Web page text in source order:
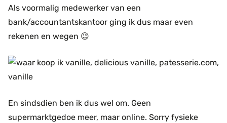
Als voormalig medewerker van een
bank/accountantskantoor ging ik dus maar even
rekenen en wegen 😉
En sindsdien ben ik dus wel om. Geen
supermarktgedoe meer, maar online. Sorry fysieke